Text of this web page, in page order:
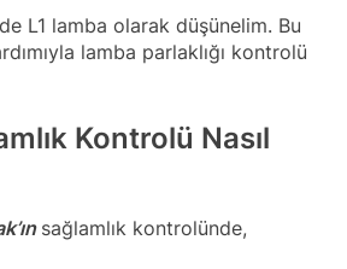
L1 lamba olarak düşünelim. Bu
lamba parlaklığı kontrolü
Kontrolü Nasıl
sağlamlık kontrolünde,